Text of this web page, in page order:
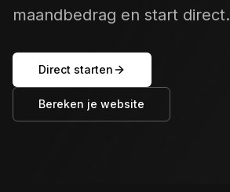
maandbedrag en start direct.
Direct starten
Bereken je website